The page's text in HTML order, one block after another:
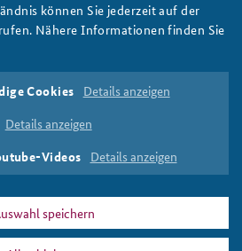
IMPRESSUM FAQ
können Sie jederzeit auf der
Nähere Informationen finden Sie
Cookies Details anzeigen
Details anzeigen
Videos Details anzeigen
speichern